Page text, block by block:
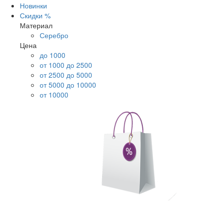
Новинки
Скидки %
Материал
Серебро
Цена
до 1000
от 1000 до 2500
от 2500 до 5000
от 5000 до 10000
от 10000